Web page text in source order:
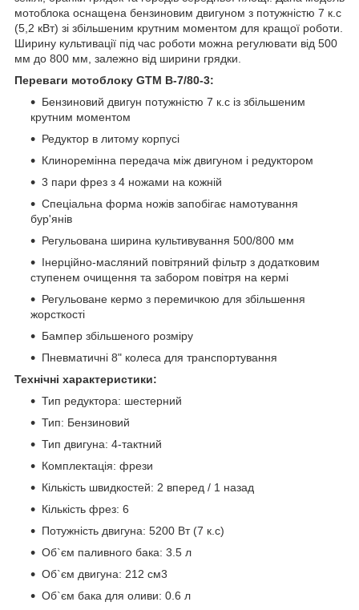
мотоблока оснащена бензиновим двигуном з потужністю 7 к.с
(5,2 кВт) зі збільшеним крутним моментом для кращої роботи.
Ширину культивації під час роботи можна регулювати від 500
мм до 800 мм, залежно від ширини грядки.
Переваги мотоблоку GTM B-7/80-3:
Бензиновий двигун потужністю 7 к.с із збільшеним
крутним моментом
Редуктор в литому корпусі
Клиноремінна передача між двигуном і редуктором
3 пари фрез з 4 ножами на кожній
Спеціальна форма ножів запобігає намотування
бур'янів
Регульована ширина культивування 500/800 мм
Інерційно-масляний повітряний фільтр з додатковим
ступенем очищення та забором повітря на кермі
Регульоване кермо з перемичкою для збільшення
жорсткості
Бампер збільшеного розміру
Пневматичні 8" колеса для транспортування
Технічні характеристики:
Тип редуктора: шестерний
Тип: Бензиновий
Тип двигуна: 4-тактний
Комплектація: фрези
Кількість швидкостей: 2 вперед / 1 назад
Кількість фрез: 6
Потужність двигуна: 5200 Вт (7 к.с)
Об`єм паливного бака: 3.5 л
Об`єм двигуна: 212 см3
Об`єм бака для оливи: 0.6 л